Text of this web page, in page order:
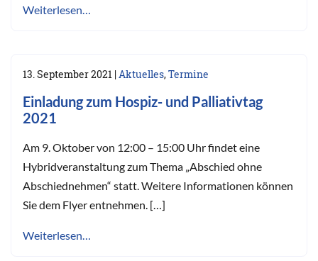
Weiterlesen…
13. September 2021 | Aktuelles,Termine
Einladung zum Hospiz- und Palliativtag
2021
Am 9. Oktober von 12:00 – 15:00 Uhr findet eine
Hybridveranstaltung zum Thema „Abschied ohne
Abschiednehmen“ statt. Weitere Informationen können
Sie dem Flyer entnehmen. […]
Weiterlesen…